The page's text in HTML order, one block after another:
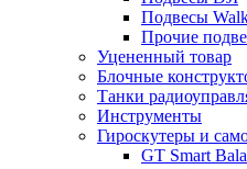
Подвесы
Прочие
Уцененный товар
Блочные
Танки
Инструменты
Гироскутеры и
GT Smart